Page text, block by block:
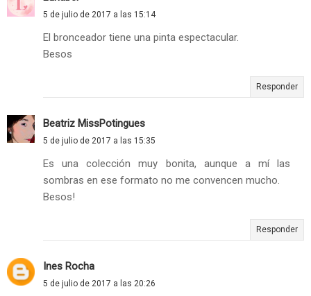
5 de julio de 2017 a las 15:14
El bronceador tiene una pinta espectacular.
Besos
Responder
Beatriz MissPotingues
5 de julio de 2017 a las 15:35
Es una colección muy bonita, aunque a mí las
sombras en ese formato no me convencen mucho.
Besos!
Responder
Ines Rocha
5 de julio de 2017 a las 20:26